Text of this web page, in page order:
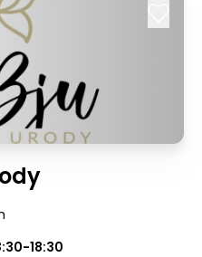
18:30